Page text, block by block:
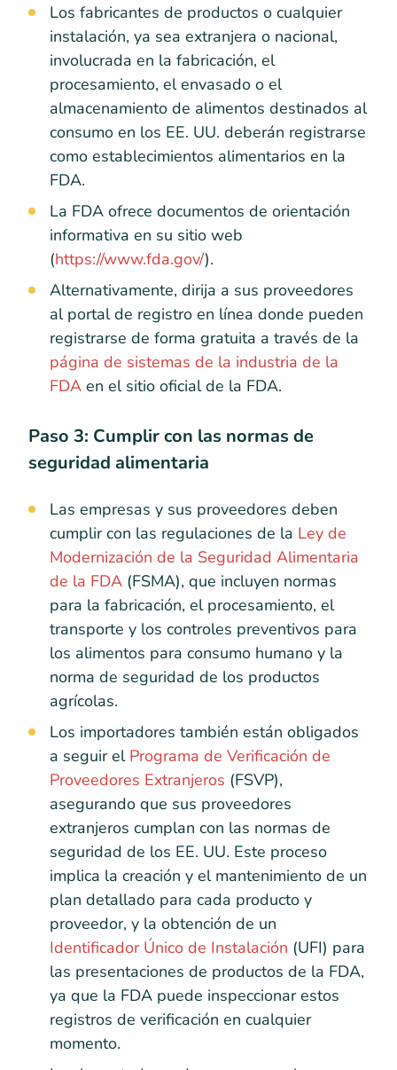
Los fabricantes de productos o cualquier
instalación, ya sea extranjera o nacional,
involucrada en la fabricación, el
procesamiento, el envasado o el
almacenamiento de alimentos destinados al
consumo en los EE. UU. deberán registrarse
como establecimientos alimentarios en la
FDA.
La FDA ofrece documentos de orientación
informativa en su sitio web
(https://www.fda.gov/).
Alternativamente, dirija a sus proveedores
al portal de registro en línea donde pueden
registrarse de forma gratuita a través de la
página de sistemas de la industria de la
FDA en el sitio oficial de la FDA.
Paso 3: Cumplir con las normas de
seguridad alimentaria
Las empresas y sus proveedores deben
cumplir con las regulaciones de la Ley de
Modernización de la Seguridad Alimentaria
de la FDA (FSMA), que incluyen normas
para la fabricación, el procesamiento, el
transporte y los controles preventivos para
los alimentos para consumo humano y la
norma de seguridad de los productos
agrícolas.
Los importadores también están obligados
a seguir el Programa de Verificación de
Proveedores Extranjeros (FSVP),
asegurando que sus proveedores
extranjeros cumplan con las normas de
seguridad de los EE. UU. Este proceso
implica la creación y el mantenimiento de un
plan detallado para cada producto y
proveedor, y la obtención de un
Identificador Único de Instalación (UFI) para
las presentaciones de productos de la FDA,
ya que la FDA puede inspeccionar estos
registros de verificación en cualquier
momento.